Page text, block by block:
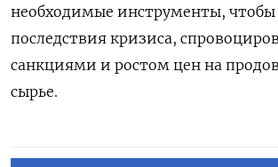
необходимые инструменты, чтобы
последствия кризиса,
санкциями и ростом цен на
сырье.